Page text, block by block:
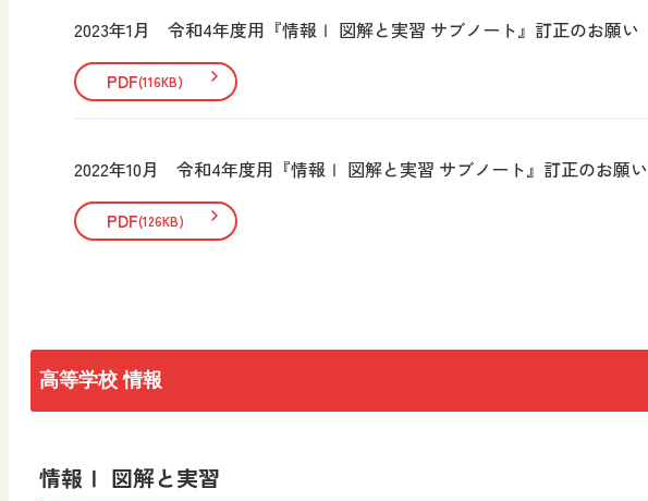
2023年1月 令和4年度用『情報Ⅰ 図解と実習 サブノート』訂正のお願い
PDF(116KB)
2022年10月 令和4年度用『情報Ⅰ 図解と実習 サブノート』訂正のお願い
PDF(126KB)
高等学校 情報
情報Ⅰ 図解と実習